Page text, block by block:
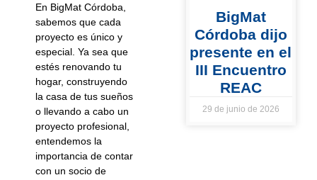
En BigMat Córdoba,
sabemos que cada
proyecto es único y
especial. Ya sea que
estés renovando tu
hogar, construyendo
la casa de tus sueños
o llevando a cabo un
proyecto profesional,
entendemos la
importancia de contar
con un socio de
BigMat
Córdoba dijo
presente en el
III Encuentro
REAC
29 de junio de 2026